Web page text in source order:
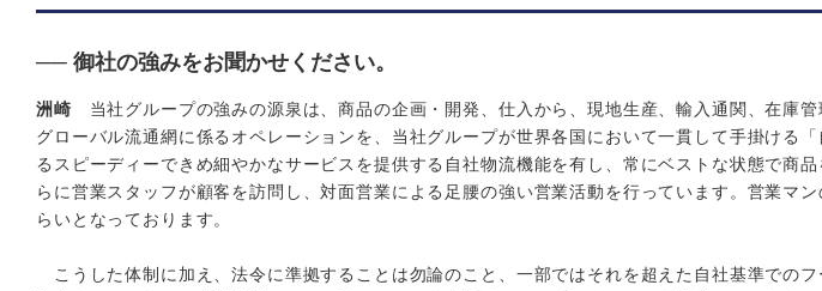
── 御社の強みをお聞かせください。
洲崎 当社グループの強みの源泉は、商品の企画・開発、仕入から、現地生産、輸入通関、在庫
グローバル流通網に係るオペレーションを、当社グループが世界各国において一貫して手掛ける
るスピーディーできめ細やかなサービスを提供する自社物流機能を有し、常にベストな状態で商
らに営業スタッフが顧客を訪問し、対面営業による足腰の強い営業活動を行っています。営業マ
らいとなっております。
こうした体制に加え、法令に準拠することは勿論のこと、一部ではそれを超えた自社基準での